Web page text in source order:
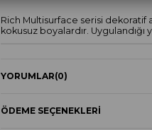
Rich Multisurface serisi dekoratif
kokusuz boyalardır.
YORUMLAR(0)
ÖDEME SEÇENEKLERI